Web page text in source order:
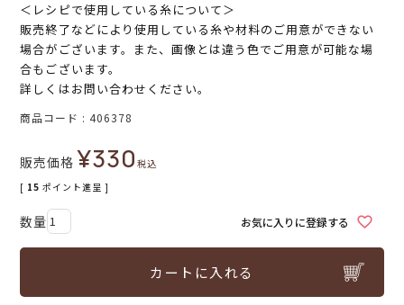
＜レシピで使用している糸について＞
販売終了などにより使用している糸や材料のご用意ができない
場合がございます。また、画像とは違う色でご用意が可能な場
合もございます。
詳しくはお問い合わせください。
商品コード 406378
販売価格 ¥330税込
[ 15 ポイント進呈 ]
お気に入りに登録する
カートに入れる